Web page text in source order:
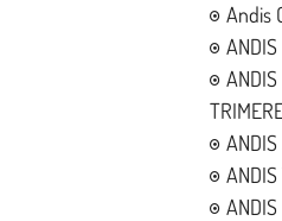
Andis
ANDIS